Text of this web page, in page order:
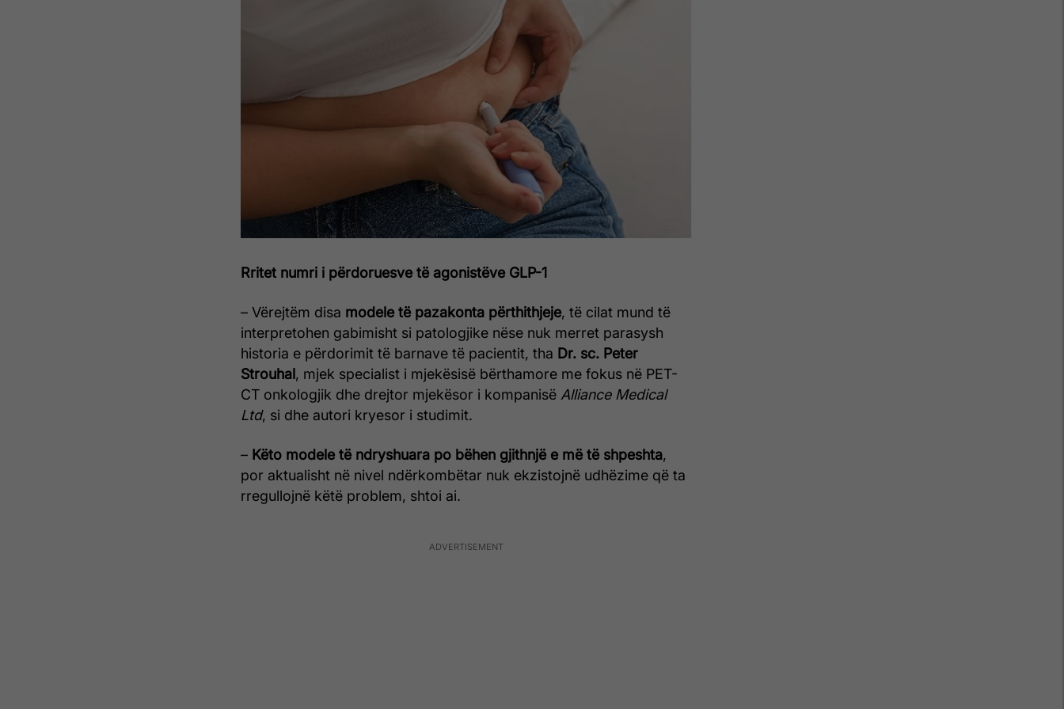
Rritet numri i përdoruesve të agonistëve GLP-1
– Vërejtëm disa modele të pazakonta përthithjeje, të cilat mund të
interpretohen gabimisht si patologjike nëse nuk merret parasysh
historia e përdorimit të barnave të pacientit, tha Dr. sc. Peter
Strouhal , mjek specialist i mjekësisë bërthamore me fokus në PET-
CT onkologjik dhe drejtor mjekësor i kompanisë Alliance Medical
Ltd, si dhe autori kryesor i studimit.
– Këto modele të ndryshuara po bëhen gjithnjë e më të shpeshta,
por aktualisht në nivel ndërkombëtar nuk ekzistojnë udhëzime që ta
rregullojnë këtë problem, shtoi ai.